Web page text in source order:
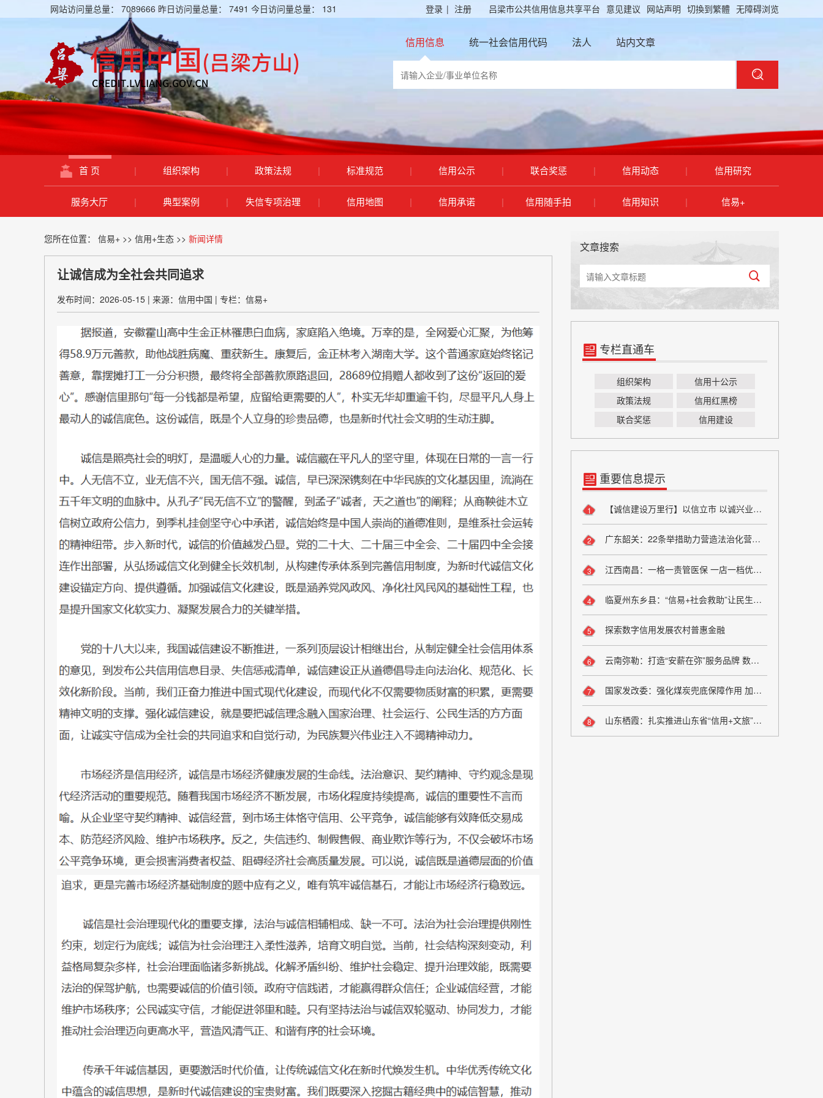
网站访问量总量： 7089666 昨日访问量总量： 7491 今日访问量总量： 131 无障碍浏览
切換到繁體
网站声明
意见建议
吕梁市公共信用信息共享平台
登录 | 注册
信用信息 统一社会信用代码 法人 站内文章
首 页 | 组织架构 | 政策法规 | 标准规范 | 信用公示 | 联合奖惩 | 信用动态 | 信用研究
服务大厅 | 典型案例 | 失信专项治理 | 信用地图 | 信用承诺 | 信用随手拍 | 信用知识 | 信易+
您所在位置： 信易+ >> 信用+生态 >> 新闻详情
让诚信成为全社会共同追求
发布时间：2026-05-15 | 来源：信用中国 | 专栏：信易+
文章搜索
专栏直通车
组织架构
信用十公示
政策法规
信用红黑榜
联合奖惩
信用建设
重要信息提示
【诚信建设万里行】以信立市 以诚兴业——方山县烟草专卖局诚信宣传
1
广东韶关：22条举措助力营造法治化营商环境
2
江西南昌：一格一责管医保 一店一档优服务
3
临夏州东乡县：“信易+社会救助”让民生兜底更精准更公平
4
探索数字信用发展农村普惠金融
5
云南弥勒：打造“安薪在弥”服务品牌 数字化监管夯实诚信用工根基
6
国家发改委：强化煤炭兜底保障作用 加大油气增储上产力度
7
山东栖霞：扎实推进山东省“信用+文旅”场景应用落地
8